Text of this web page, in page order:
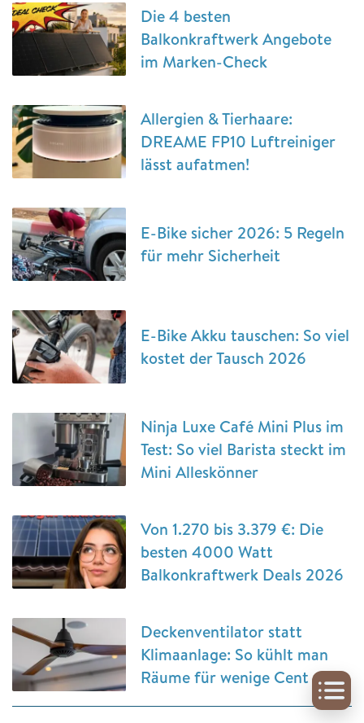
Die 4 besten
Balkonkraftwerk Angebote
im Marken-Check
Allergien & Tierhaare:
DREAME FP10 Luftreiniger
lässt aufatmen!
E-Bike sicher 2026: 5 Regeln
für mehr Sicherheit
E-Bike Akku tauschen: So viel
kostet der Tausch 2026
Ninja Luxe Café Mini Plus im
Test: So viel Barista steckt im
Mini Alleskönner
Von 1.270 bis 3.379 €: Die
besten 4000 Watt
Balkonkraftwerk Deals 2026
Deckenventilator statt
Klimaanlage: So kühlt man
Räume für wenige Cent